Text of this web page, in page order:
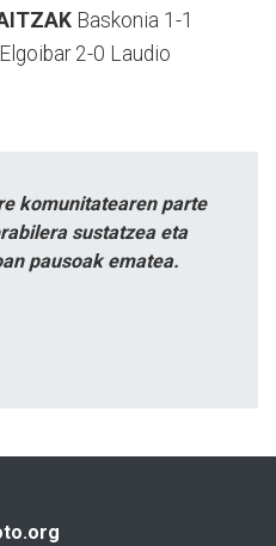
Baskonia 1-1
2-0 Laudio
komunitatearen parte
sustatzea eta
pausoak ematea.